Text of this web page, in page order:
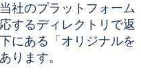
社のプラットフォーム
するディレクトリで返
にある「オリジナルを
ります。